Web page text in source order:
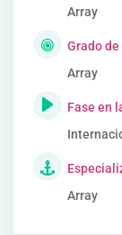
Array
Grado
Array
Fase en
Array